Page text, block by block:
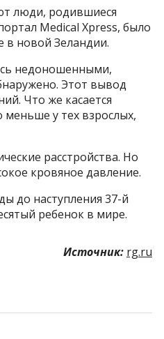
люди, родившиеся
Medical Xpress, было
в новой Зеландии.
недоношенными,
Этот вывод
Что же касается
меньше у тех взрослых,
расстройства. Но
кровяное давление.
до наступления 37-й
ребенок в мире.
Источник: rg.ru